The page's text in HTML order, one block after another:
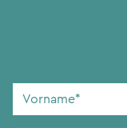
Vorname